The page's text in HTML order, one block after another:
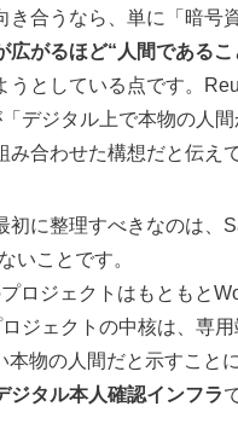
き合うなら、単に「暗号
広がるほど“人間である
うとしている点です。
デジタル上で本物の人
み合わせた構想だと伝え
初に整理すべきなのは、
いことです。
ロジェクトはもともと
ジェクトの中核は、専
本物の人間だと示すこと
ジタル本人確認インフラ